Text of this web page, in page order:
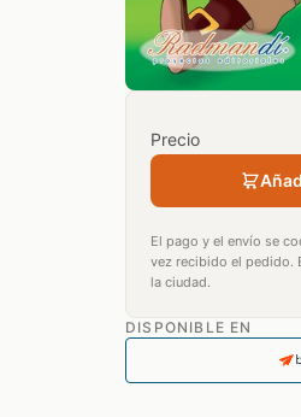
Precio
El pago y el envío se
vez recibido el pedido.
la ciudad.
DISPONIBLE EN